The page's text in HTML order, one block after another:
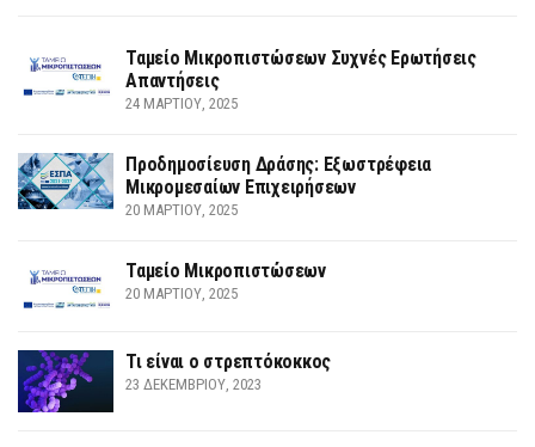
Ταμείο Μικροπιστώσεων Συχνές Ερωτήσεις
Απαντήσεις
24 ΜΑΡΤΊΟΥ, 2025
Προδημοσίευση Δράσης: Εξωστρέφεια
Μικρομεσαίων Επιχειρήσεων
20 ΜΑΡΤΊΟΥ, 2025
Ταμείο Μικροπιστώσεων
20 ΜΑΡΤΊΟΥ, 2025
Τι είναι ο στρεπτόκοκκος
23 ΔΕΚΕΜΒΡΊΟΥ, 2023